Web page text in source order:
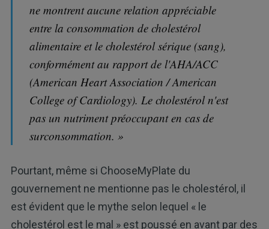
ne montrent aucune relation appréciable
entre la consommation de cholestérol
alimentaire et le cholestérol sérique (sang),
conformément au rapport de l'AHA/ACC
(American Heart Association / American
College of Cardiology). Le cholestérol n'est
pas un nutriment préoccupant en cas de
surconsommation. »
Pourtant, même si ChooseMyPlate du
gouvernement ne mentionne pas le cholestérol, il
est évident que le mythe selon lequel « le
cholestérol est le mal » est poussé en avant par des